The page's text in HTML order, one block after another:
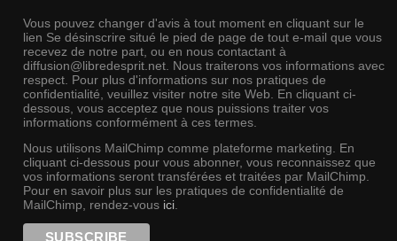
Vous pouvez changer d'avis à tout moment en cliquant sur le
lien Se désinscrire situé le pied de page de tout e-mail que vous
recevez de notre part, ou en nous contactant à
diffusion@libredesprit.net. Nous traiterons vos informations avec
respect. Pour plus d'informations sur nos pratiques de
confidentialité, veuillez visiter notre site Web. En cliquant ci-
dessous, vous acceptez que nous puissions traiter vos
informations conformément à ces termes.
Nous utilisons MailChimp comme plateforme marketing. En
cliquant ci-dessous pour vous abonner, vous reconnaissez que
vos informations seront transférées et traitées par MailChimp.
Pour en savoir plus sur les pratiques de confidentialité de
MailChimp, rendez-vous ici.